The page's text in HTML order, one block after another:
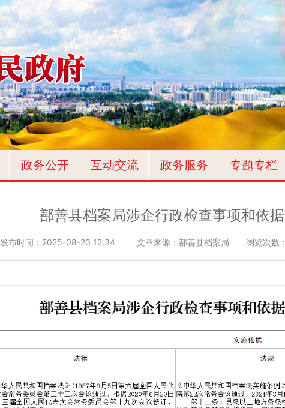
政务公开 互动交流 政务服务 专题专栏
鄯善县档案局涉企行政检查事项和依据
发布时间： 2025-08-20 12:34 文章来源：鄯善县档案局 浏览次数：